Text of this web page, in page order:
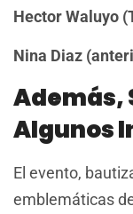
Hector Waluyo
Nina Diaz
Además,
Algunos
El evento,
emblemáticas